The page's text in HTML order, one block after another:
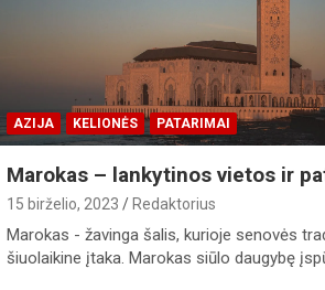
AZIJA KELIONĖS PATARIMAI
Marokas – lankytinos vietos ir
15 birželio, 2023 Redaktorius
Marokas - žavinga šalis, kurioje senovės
šiuolaikine įtaka. Marokas siūlo daugybę